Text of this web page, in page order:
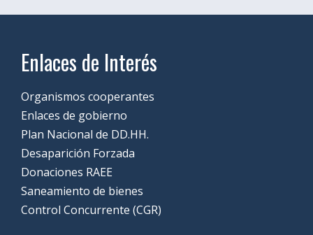
Enlaces de Interés
Organismos cooperantes
Enlaces de gobierno
Plan Nacional de DD.HH.
Desaparición Forzada
Donaciones RAEE
Saneamiento de bienes
Control Concurrente (CGR)